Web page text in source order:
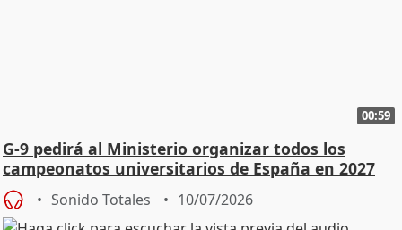
00:59
G-9 pedirá al Ministerio organizar todos los
campeonatos universitarios de España en 2027
Sonido Totales 10/07/2026